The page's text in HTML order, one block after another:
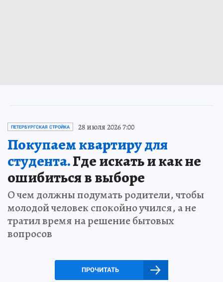
ПЕТЕРБУРГСКАЯ СТРОЙКА 28 июля 2026 7:00
Покупаем квартиру для
студента.Где искать и как не
ошибиться в выборе
О чем должны подумать родители, чтобы
молодой человек спокойно учился, а не
тратил время на решение бытовых
вопросов
ПРОЧИТАТЬ